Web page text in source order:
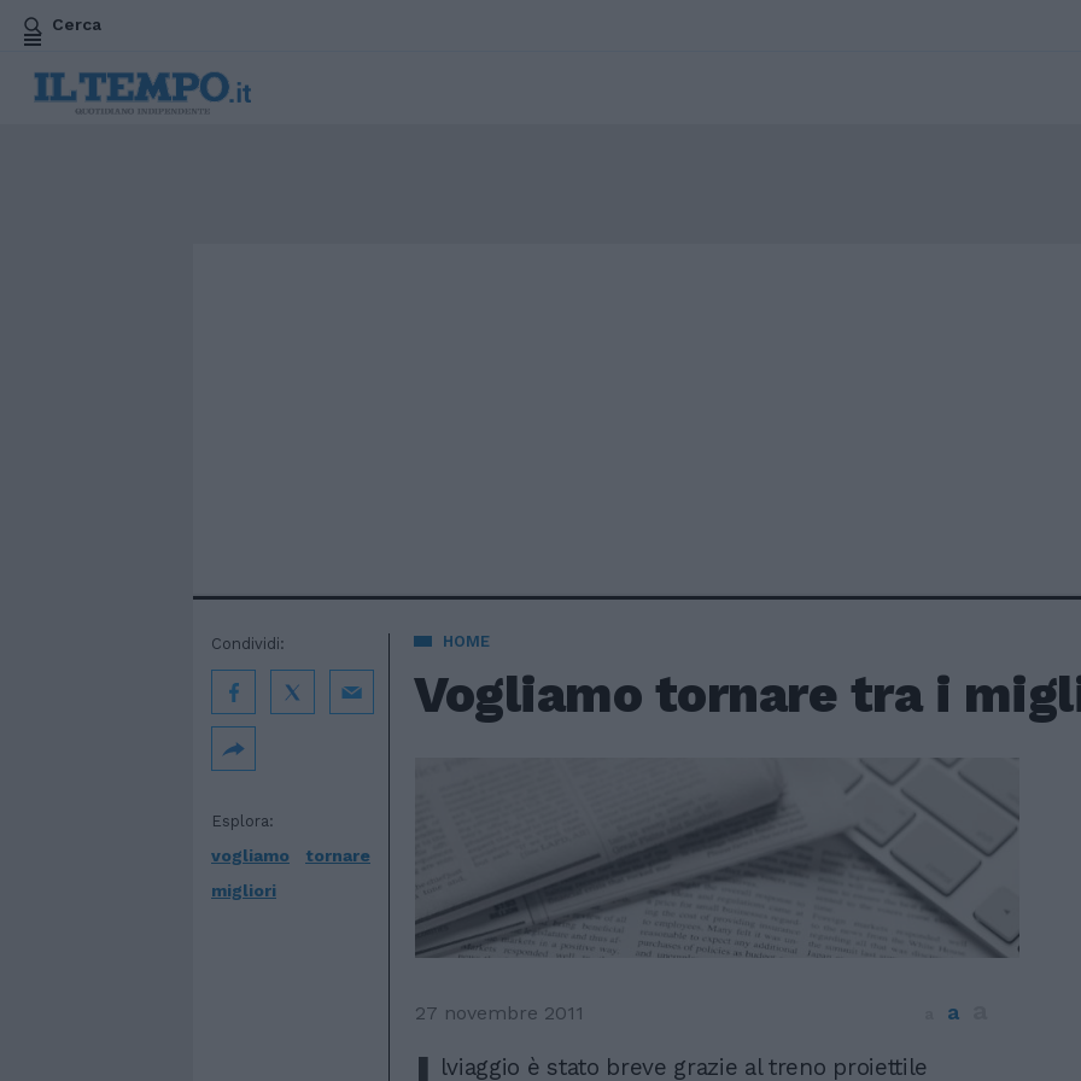
Cerca
HOME
Vogliamo tornare tra i
Esplora:
vogliamo
tornare
migliori
Condividi:
27 novembre 2011 a
lviaggio è stato breve grazie al treno proiettile